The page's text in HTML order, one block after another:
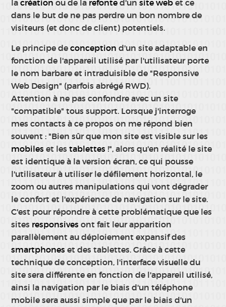
lacréation ou de la refonte d'unsite web et ce
dans le but de ne pas perdre un bon nombre de
visiteurs (et donc de client) potentiels.
Le principe deconception d'un site adaptable en
fonction de l'appareil utilisé par l'utilisateur porte
le nom barbare et intraduisible de "Responsive
Web Design" (parfois abrégé RWD).
Attention à ne pas confondre avec un site
"compatible" tous support. Lorsque j'interroge
mes contacts à ce propos on me répond bien
souvent : "Bien sûr que mon site est visible sur les
mobiles et lestablettes !", alors qu'en réalité le site
est identique à la version écran, ce qui pousse
l'utilisateur à utiliser le défilement horizontal, le
zoom ou autres manipulations qui vont dégrader
le confort et l'expérience de navigation sur le site.
C'est pour répondre à cette problématique que les
sites responsives ont fait leur apparition
parallèlement au déploiement expansif des
smartphones et des tablettes. Grâce à cette
technique de conception, l'interface visuelle du
site sera différente en fonction de l'appareil utilisé,
ainsi la navigation par le biais d'un téléphone
mobile sera aussi simple que par le biais d'un